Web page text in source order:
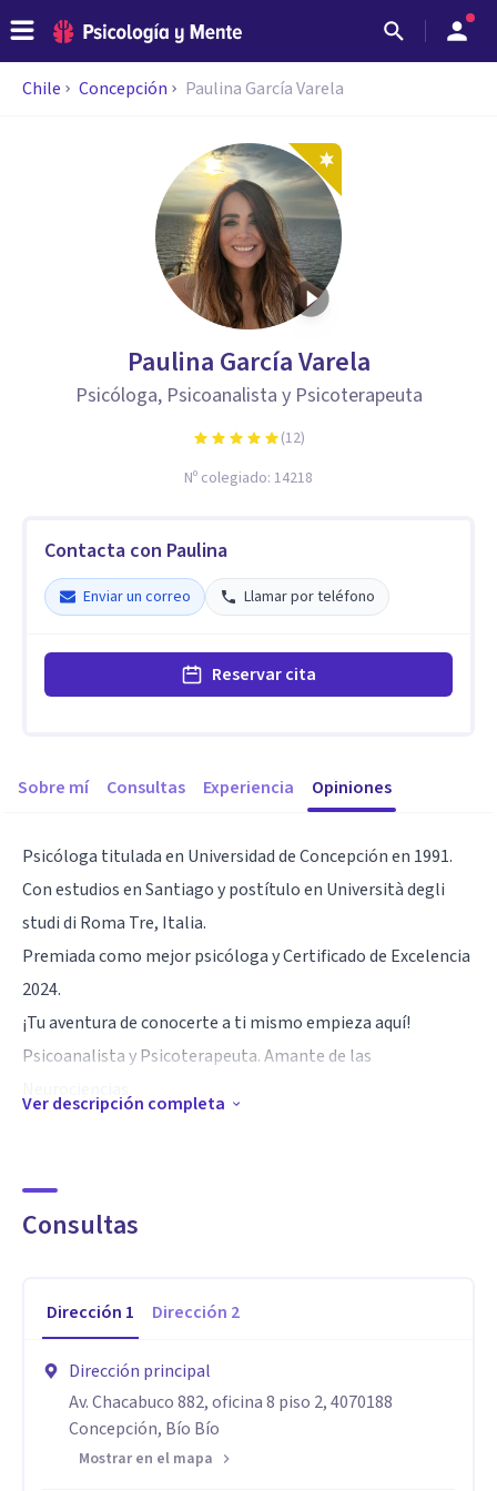
Chile Concepción Paulina García Varela
Paulina García Varela
Psicóloga, Psicoanalista y Psicoterapeuta
(12)
Nº colegiado: 14218
Contacta con Paulina
Enviar un correo Llamar por teléfono
Reservar cita
Sobre mí Consultas Experiencia Opiniones
Psicóloga titulada en Universidad de Concepción en 1991.
Con estudios en Santiago y postítulo en Università degli
studi di Roma Tre, Italia.
Premiada como mejor psicóloga y Certificado de Excelencia
2024.
¡Tu aventura de conocerte a ti mismo empieza aquí!
Psicoanalista y Psicoterapeuta. Amante de las
Con publicaciones sobre "Trauma y duelo, psicoterapia en
situaciones límites".
Con experiencia en psicoterapia, duelo, psicología de la
aprendizaje, psicología infantil, ansiedad, maltrato infantil,
borderline, TDAH, bulimia, terapia infanto juvenil, celos,
Ver descripción completa
Consultas
Dirección 1 Dirección 2
Dirección principal
Av. Chacabuco 882, oficina 8 piso 2, 4070188
Concepción, Bío Bío
Mostrar en el mapa